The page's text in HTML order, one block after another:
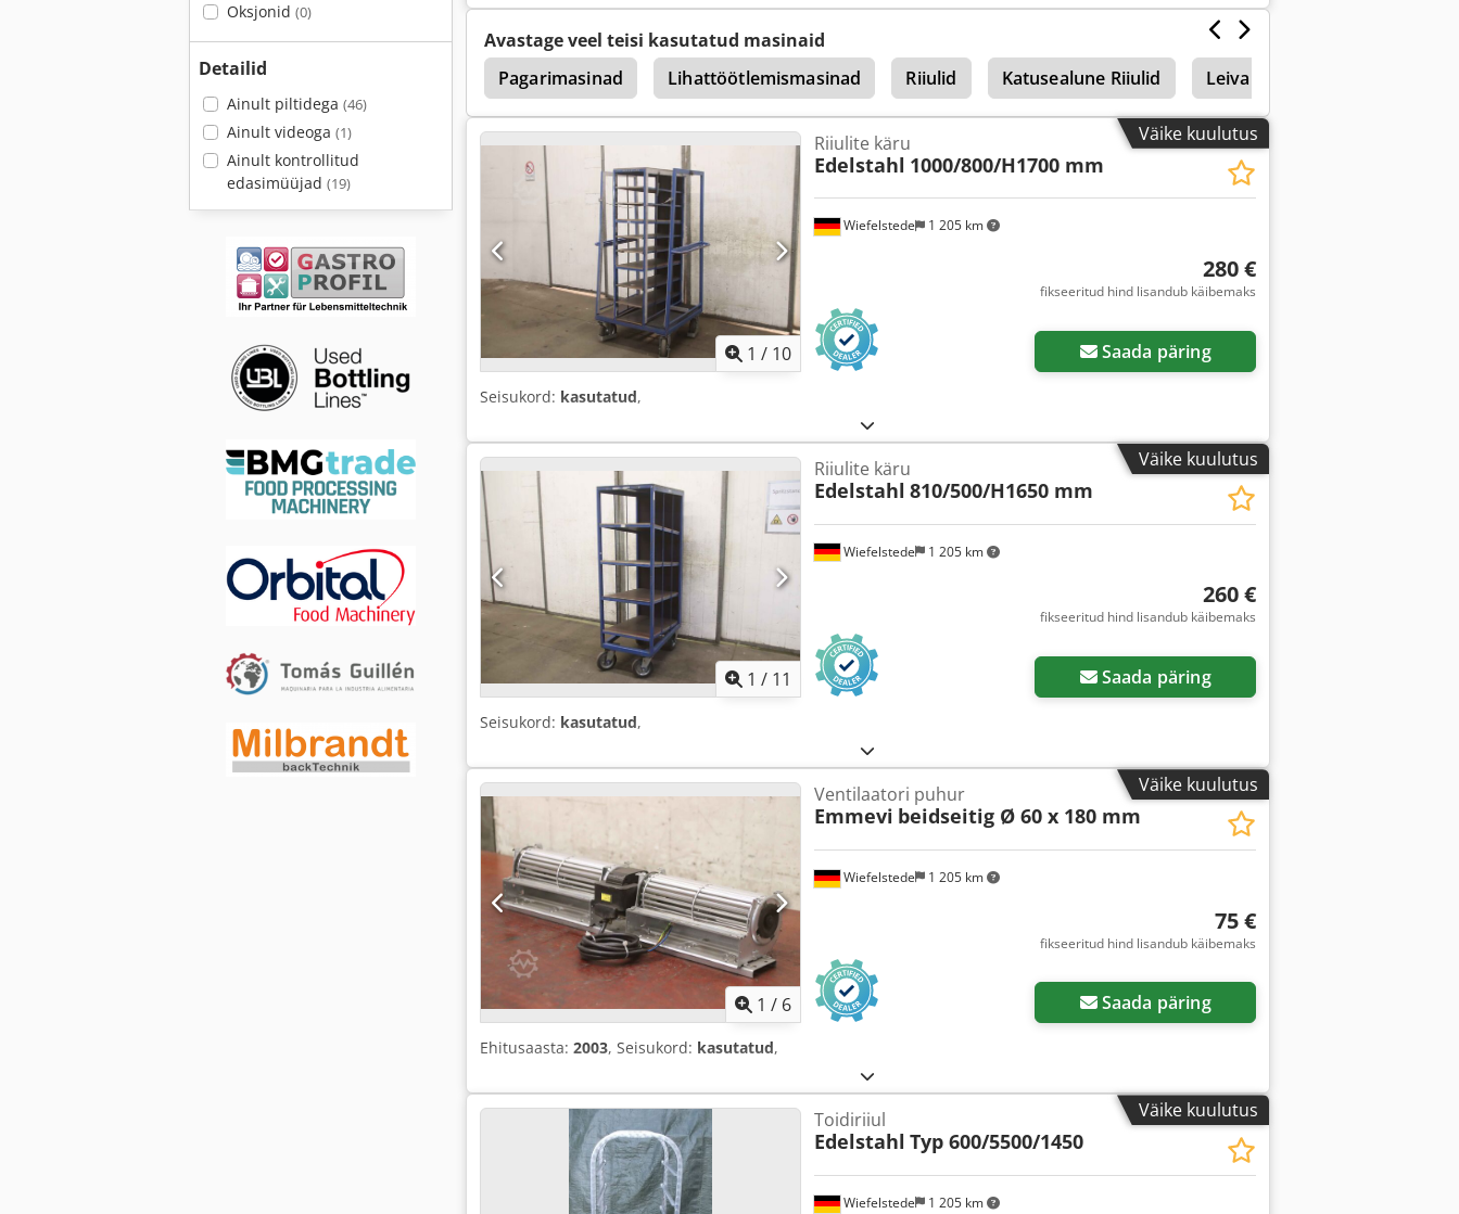
Oksjonid (0)
Detailid
Ainult piltidega (46)
Ainult videoga (1)
Ainult kontrollitud
edasimüüjad (19)
Avastage veel teisi kasutatud masinaid
Pagarimasinad
Lihattöötlemismasinad Riiulid Katusealune Riiulid Leiva Riiuli Käru
Roostevabast Terasest Valamu
Väike kuulutus
1 / 10
Wiefelstede 1 205 km
Riiulite käru
Edelstahl 1000/800/H1700 mm
280 €
fikseeritud hind lisandub käibemaks
Saada päring
Seisukord: kasutatud,
Väike kuulutus
1 / 11
Wiefelstede 1 205 km
Riiulite käru
Edelstahl 810/500/H1650 mm
260 €
fikseeritud hind lisandub käibemaks
Saada päring
Seisukord: kasutatud,
Väike kuulutus
1 / 6
Wiefelstede 1 205 km
Ventilaatori puhur
Emmevi beidseitig Ø 60 x 180 mm
75 €
fikseeritud hind lisandub käibemaks
Saada päring
Ehitusaasta: 2003, Seisukord: kasutatud,
Väike kuulutus
Wiefelstede 1 205 km
Toidiriiul
Edelstahl Typ 600/5500/1450